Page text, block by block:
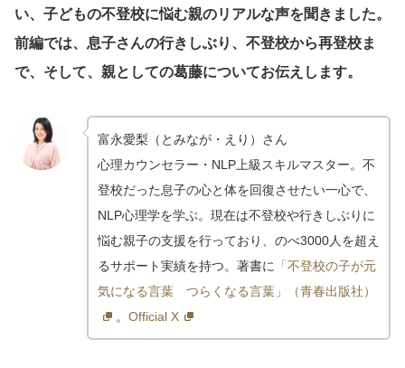
い、子どもの不登校に悩む親のリアルな声を聞きました。
前編では、息子さんの行きしぶり、不登校から再登校ま
で、そして、親としての葛藤についてお伝え します。
富永愛梨（とみなが・えり）さん
心理カウンセラー・NLP上級スキルマスター。不
登校だった息子の心と体を回復させたい一心で、
NLP心理学を学ぶ。現在は不登校や行きしぶりに
悩む親子の支援を行っており、のべ3000人を超え
るサポート実績を持つ。著書に
「不登校の子が元
気になる言葉 つらくなる言葉」（青春出版社）
。 Official X